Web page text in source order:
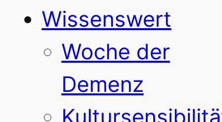
Wissenswert
Woche der
Demenz